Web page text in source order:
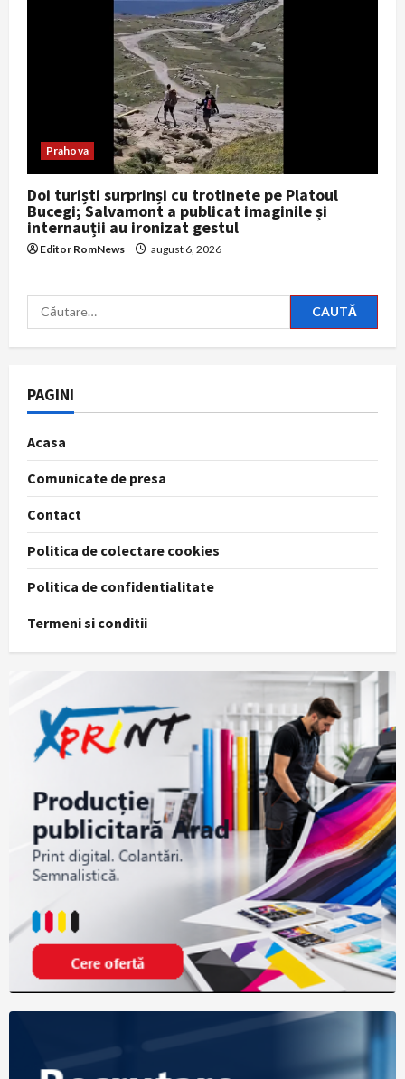
Prahova
Doi turiști surprinși cu trotinete pe Platoul
Bucegi; Salvamont a publicat imaginile și
internauții au ironizat gestul
Editor RomNews august 6, 2026
Caută
după:
PAGINI
Acasa
Comunicate de presa
Contact
Politica de colectare cookies
Politica de confidentialitate
Termeni si conditii